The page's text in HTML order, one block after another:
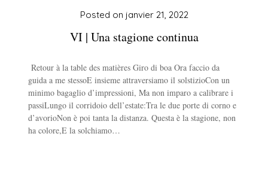
VI | Una stagione continua
Posted on janvier 21, 2022
Retour à la table des matières Giro di boa Ora faccio da
guida a me stessoE insieme attraversiamo il solstizioCon un
minimo bagaglio d’impressioni, Ma non imparo a calibrare i
passiLungo il corridoio dell’estate:Tra le due porte di corno e
d’avorioNon è poi tanta la distanza. Questa è la stagione, non
ha colore,E la solchiamo…